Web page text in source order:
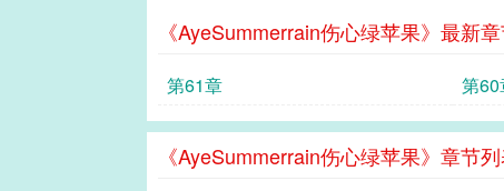
《AyeSummerrain伤心绿苹果》最新
第61章 第60
《AyeSummerrain伤心绿苹果》章节